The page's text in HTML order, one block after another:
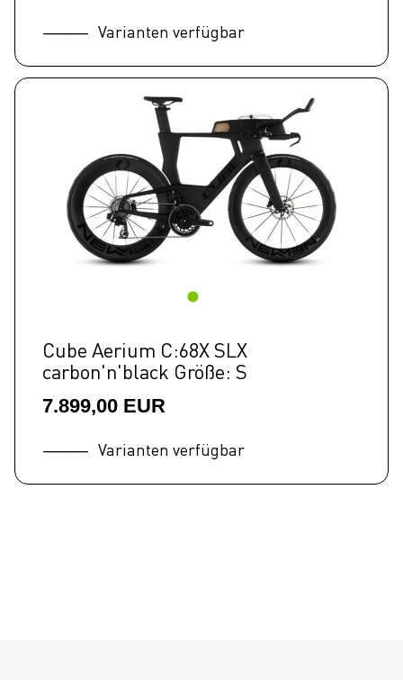
Varianten verfügbar
Cube Aerium C:68X SLX
carbon'n'black Größe: S
7.899,00 EUR
Varianten verfügbar